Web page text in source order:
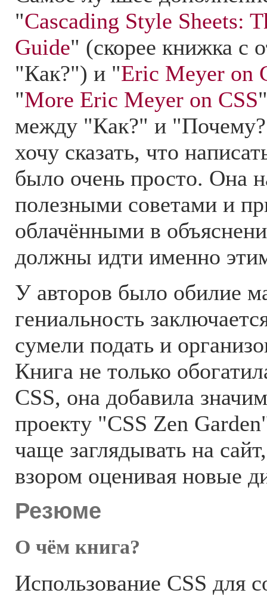
"Cascading Style Sheets:
Guide" (скорее книжка с
"Как?") и "Eric Meyer on
"More Eric Meyer on CSS
между "Как?" и
хочу сказать, что
было очень просто. Она
полезными советами и
облачёнными в
должны идти именно
У авторов было обилие
гениальность
сумели подать и
Книга не только
CSS, она добавила
проекту "CSS Zen
чаще заглядывать на
взором оценивая новые
Резюме
О чём книга?
Использование CSS для